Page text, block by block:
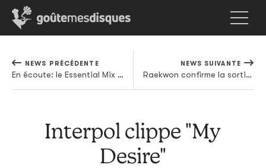
NEWS PRÉCÉDENTE
En écoute: le Essential Mix de Caribou
NEWS SUIVANTE
Raekwon confirme la sortie de son nouvel album solo
Interpol clippe "My
Desire"